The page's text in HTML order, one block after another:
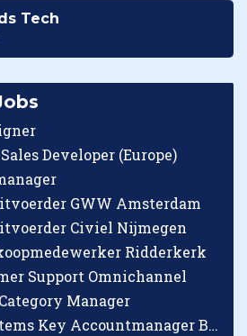
Tech
Developer (Europe)
GWW Amsterdam
Civiel Nijmegen
Ridderkerk
Support Omnichannel
Manager
Checkpoint Systems Key Accountmanager Benelux